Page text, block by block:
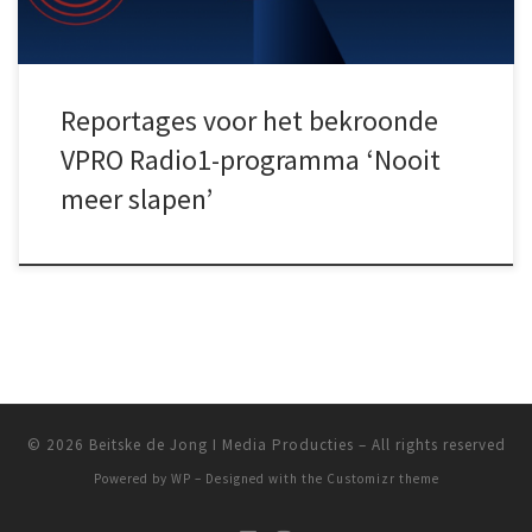
Reportages voor het bekroonde
VPRO Radio1-programma ‘Nooit
meer slapen’
© 2026 Beitske de Jong I Media Producties – All rights reserved
Powered by WP – Designed with the Customizr theme